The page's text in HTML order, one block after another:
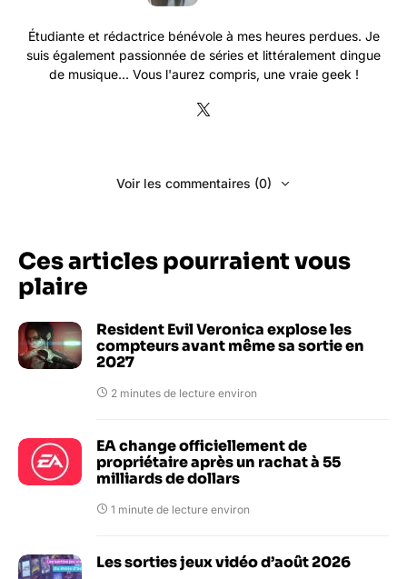
Étudiante et rédactrice bénévole à mes heures perdues. Je
suis également passionnée de séries et littéralement dingue
de musique... Vous l'aurez compris, une vraie geek !
Voir les commentaires (0)
Ces articles pourraient vous
plaire
Resident Evil Veronica explose les
compteurs avant même sa sortie en
2027
2 minutes de lecture environ
EA change officiellement de
propriétaire après un rachat à 55
milliards de dollars
1 minute de lecture environ
Les sorties jeux vidéo d’août 2026